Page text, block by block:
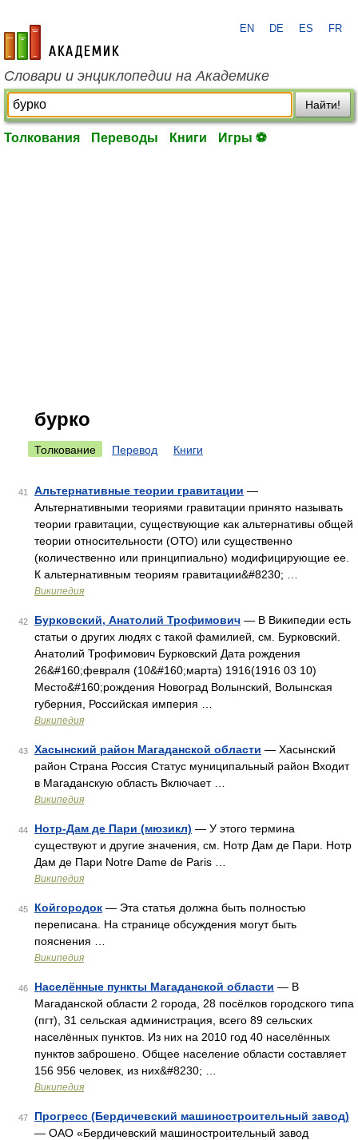
academic.ru
EN DE ES FR
Словари и энциклопедии на Академике
Найти!
Толкования Переводы Книги Игры ⚽
бурко
Толкование Перевод Книги
41 Альтернативные теории гравитации —
Альтернативными теориями гравитации принято называть
теории гравитации, существующие как альтернативы общей
теории относительности (ОТО) или существенно
(количественно или принципиально) модифицирующие ее.
К альтернативным теориям гравитации&#8230; …
Википедия
42 Бурковский, Анатолий Трофимович — В Википедии есть
статьи о других людях с такой фамилией, см. Бурковский.
Анатолий Трофимович Бурковский Дата рождения
26&#160;февраля (10&#160;марта) 1916(1916 03 10)
Место&#160;рождения Новоград Волынский, Волынская
губерния, Российская империя …
Википедия
43 Хасынский район Магаданской области — Хасынский
район Страна Россия Статус муниципальный район Входит
в Магаданскую область Включает …
Википедия
44 Нотр-Дам де Пари (мюзикл) — У этого термина
существуют и другие значения, см. Нотр Дам де Пари. Нотр
Дам де Пари Notre Dame de Paris …
Википедия
45 Койгородок — Эта статья должна быть полностью
переписана. На странице обсуждения могут быть
пояснения …
Википедия
46 Населённые пункты Магаданской области — В
Магаданской области 2 города, 28 посёлков городского типа
(пгт), 31 сельская администрация, всего 89 сельских
населённых пунктов. Из них на 2010 год 40 населённых
пунктов заброшено. Общее население области составляет
156 956 человек, из них&#8230; …
Википедия
47
Прогресс (Бердичевский машиностроительный завод)
— ОАО «Бердичевский машиностроительный завод